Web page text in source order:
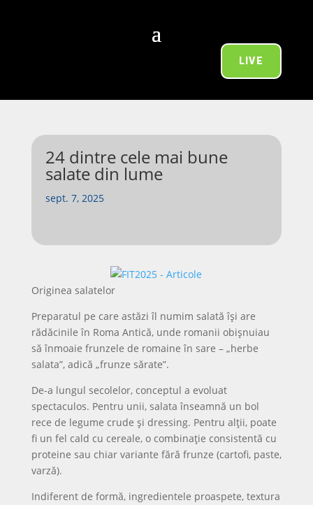
LIVE
24 dintre cele mai bune
salate din lume
sept. 7, 2025
Originea salatelor
Preparatul pe care astăzi îl numim salată își are
rădăcinile în Roma Antică, unde romanii obișnuiau
să înmoaie frunzele de romaine în sare – „herbe
salata”, adică „frunze sărate”.
De-a lungul secolelor, conceptul a evoluat
spectaculos. Pentru unii, salata înseamnă un bol
rece de legume crude și dressing. Pentru alții, poate
fi un fel cald cu cereale, o combinație consistentă cu
proteine sau chiar variante fără frunze (cartofi, paste,
varză).
Indiferent de formă, ingredientele proaspete, textura